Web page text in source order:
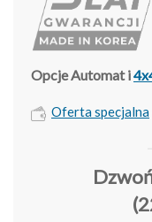
Opcje Automat i
Oferta specjalna